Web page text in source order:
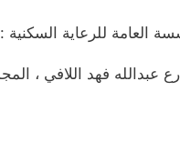
العامة للرعاية السكنية :